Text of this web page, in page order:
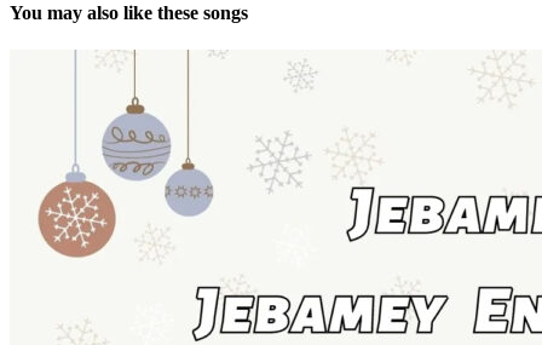
You may also like these songs